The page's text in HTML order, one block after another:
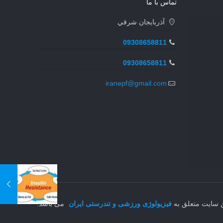
تماس با ما
آذربايجان شرقي
09308658811
09308658811
iranepf@gmail.com
سایت متعلق به فیزیولوژی ورزشی و تندرستی ایران می باشد.